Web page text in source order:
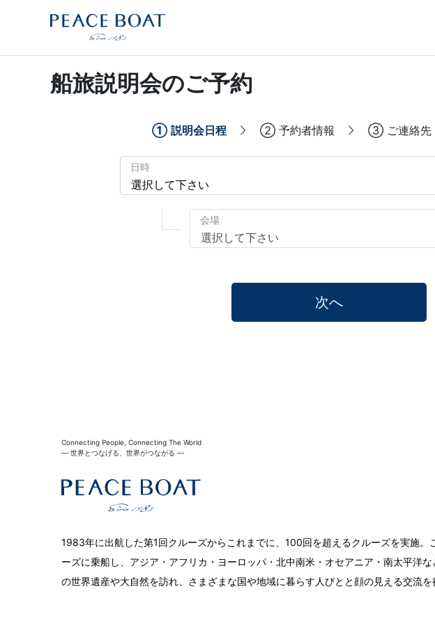
船旅説明会のご予約
① 説明会日程 ② 予約者情報 ③ ご連絡先
日時
会場
次へ
Connecting People, Connecting The World
― 世界とつなげる、世界がつながる ―
1983年に出航した第1回クルーズからこれまでに、100回を超えるクルーズを実施。
ーズに乗船し、アジア・アフリカ・ヨーロッパ・北中南米・オセアニア・南太平洋
の世界遺産や大自然を訪れ、さまざまな国や地域に暮らす人びとと顔の見える交流を